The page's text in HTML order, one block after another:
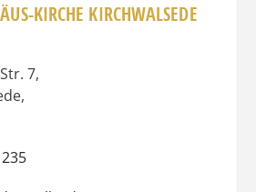
KIRCHE KIRCHWALSEDE
7,
,